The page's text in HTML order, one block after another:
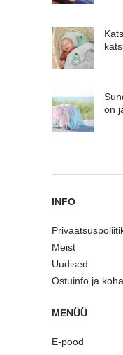
on
INFO
Meist
Uudised
Ostuinfo ja
MENÜÜ
E-pood